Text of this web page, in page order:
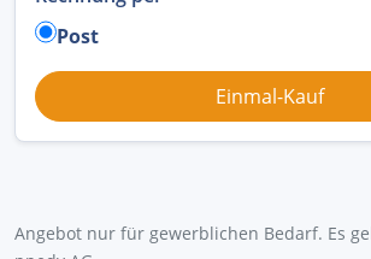
Post
Angebot nur für gewerblichen Bedarf. Es